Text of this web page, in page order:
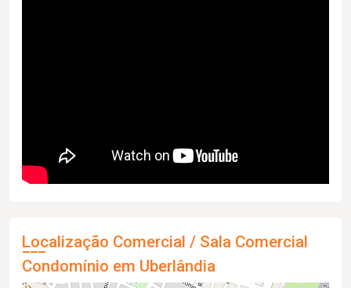
Localização Comercial / Sala Comercial
Condomínio em Uberlândia